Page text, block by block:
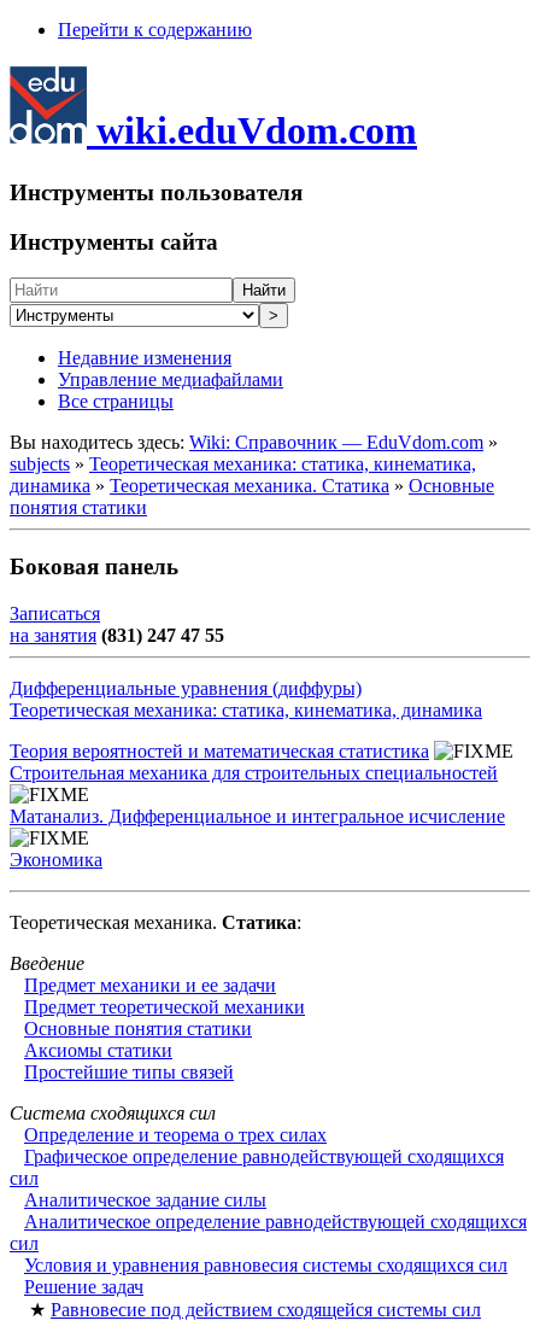
Перейти к содержанию
wiki.eduVdom.com
Инструменты пользователя
Инструменты сайта
Найти
>
Недавние изменения
Управление медиафайлами
Все страницы
Вы находитесь здесь: Wiki: Справочник — EduVdom.com »
subjects » Теоретическая механика: статика, кинематика,
динамика » Теоретическая механика. Статика » Основные
понятия статики
Боковая панель
Записаться
на занятия (831) 247 47 55
Дифференциальные уравнения (диффуры)
Теоретическая механика: статика, кинематика, динамика
Теория вероятностей и математическая статистика
Строительная механика для строительных специальностей
Матанализ. Дифференциальное и интегральное исчисление
Экономика
Теоретическая механика. Статика:
Введение
Предмет механики и ее задачи
Предмет теоретической механики
Основные понятия статики
Аксиомы статики
Простейшие типы связей
Система сходящихся сил
Определение и теорема о трех силах
Графическое определение равнодействующей сходящихся
сил
Аналитическое задание силы
Аналитическое определение равнодействующей сходящихся
сил
Условия и уравнения равновесия системы сходящихся сил
Решение задач
★ Равновесие под действием сходящейся системы сил